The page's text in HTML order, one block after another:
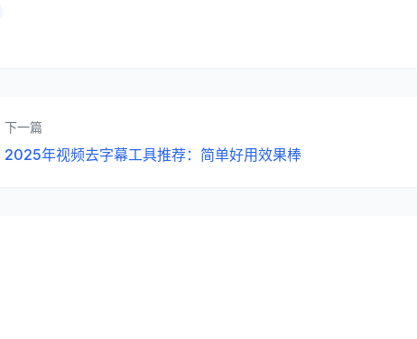
下一篇
2025年视频去字幕工具推荐：简单好用效果棒